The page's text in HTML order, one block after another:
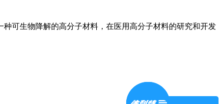
可生物降解的高分子材料，在医用高分子材料的研究和开发